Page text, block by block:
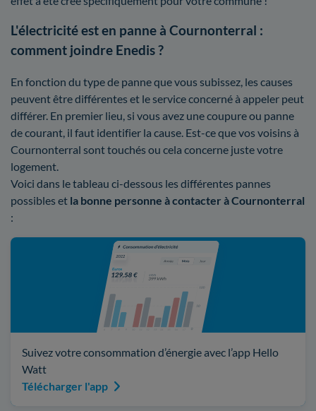
L'électricité est en panne à Cournonterral :
comment joindre Enedis ?
En fonction du type de panne que vous subissez, les causes
peuvent être différentes et le service concerné à appeler peut
différer. En premier lieu, si vous avez une coupure ou panne
de courant, il faut identifier la cause. Est-ce que vos voisins à
Cournonterral sont touchés ou cela concerne juste votre
logement.
Voici dans le tableau ci-dessous les différentes pannes
possibles et la bonne personne à contacter à Cournonterral
:
Suivez votre consommation d’énergie avec l’app Hello
Watt
Télécharger l'app